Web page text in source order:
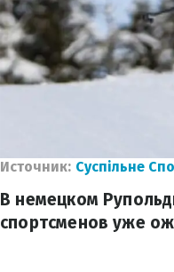
Источник: Суспільне
В немецком
спортсменов уже